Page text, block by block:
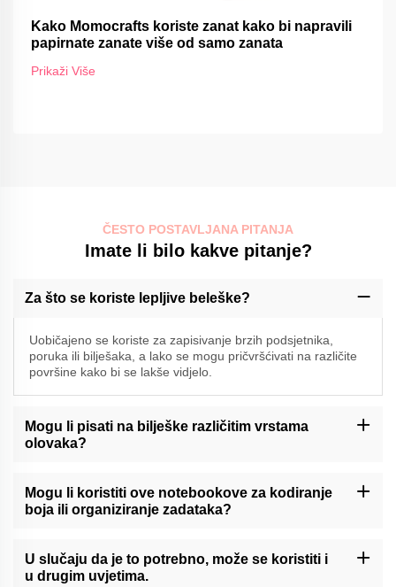
Kako Momocrafts koriste zanat kako bi napravili
papirnate zanate više od samo zanata
Prikaži Više
ČESTO POSTAVLJANA PITANJA
Imate li bilo kakve pitanje?
Za što se koriste lepljive beleške?
Uobičajeno se koriste za zapisivanje brzih podsjetnika,
poruka ili bilješaka, a lako se mogu pričvršćivati na različite
površine kako bi se lakše vidjelo.
Mogu li pisati na bilješke različitim vrstama
olovaka?
različitim vrstama olovaka, uključujući kuglične, gel i markerne
olovke. U slučaju da se ne primjenjuje primjena ovog standarda,
testiranje se može provesti na sljedećim površinama:
Mogu li koristiti ove notebookove za kodiranje
boja ili organiziranje zadataka?
organiziranje zadataka, omogućavajući korisnicima da
kategoriziraju i prioritiraju informacije na vizuelni i pogodan način.
U slučaju da je to potrebno, može se koristiti i
u drugim uvjetima.